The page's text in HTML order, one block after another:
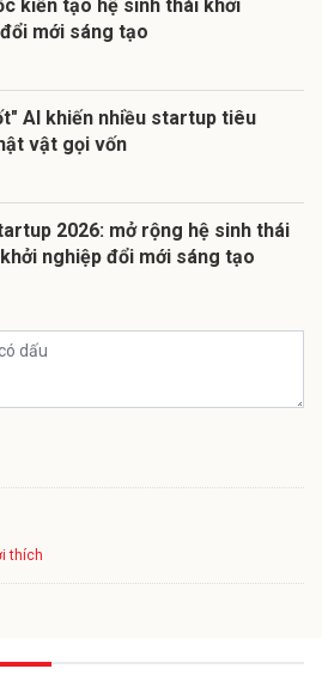
kiến tạo hệ sinh thái khởi
mới sáng tạo
AI khiến nhiều startup tiêu
vật gọi vốn
2026: mở rộng hệ sinh thái
nghiệp đổi mới sáng tạo
thích